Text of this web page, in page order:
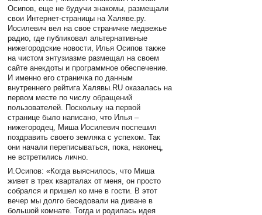
Осипов, еще не будучи знакомы, размещали
свои Интернет-страницы на Халяве.ру.
Иосилевич вел на свое страничке медвежье
радио, где публиковал альтернативные
нижегородские новости, Илья Осипов также
на чистом энтузиазме размещал на своем
сайте анекдоты и программное обеспечение.
И именно его страничка по данным
внутреннего рейтига Халявы.RU оказалась на
первом месте по числу обращений
пользователей. Поскольку на первой
странице было написано, что Илья –
нижегородец, Миша Иосилевич поспешил
поздравить своего земляка с успехом. Так
они начали переписываться, пока, наконец,
не встретились лично.
И.Осипов: «Когда выяснилось, что Миша
живет в трех кварталах от меня, он просто
собрался и пришел ко мне в гости. В этот
вечер мы долго беседовали на диване в
большой комнате. Тогда и родилась идея